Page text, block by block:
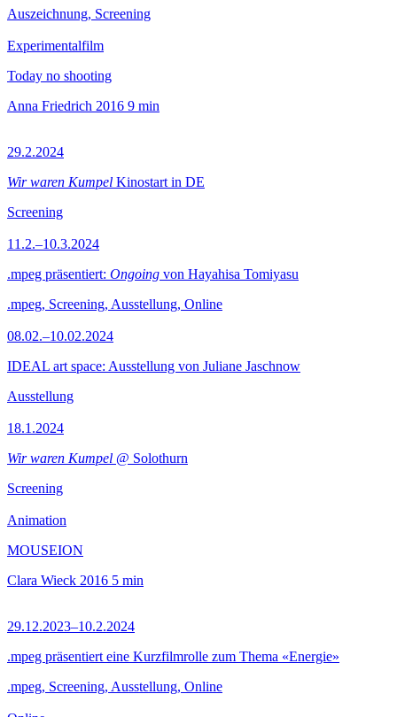
Auszeichnung, Screening
Experimentalfilm
Today no shooting
Anna Friedrich 2016 9 min
29.2.2024
Wir waren Kumpel Kinostart in DE
Screening
11.2.–10.3.2024
.mpeg präsentiert: Ongoing von Hayahisa Tomiyasu
.mpeg, Screening, Ausstellung, Online
08.02.–10.02.2024
IDEAL art space: Ausstellung von Juliane Jaschnow
Ausstellung
18.1.2024
Wir waren Kumpel @ Solothurn
Screening
Animation
MOUSEION
Clara Wieck 2016 5 min
29.12.2023–10.2.2024
.mpeg präsentiert eine Kurzfilmrolle zum Thema «Energie»
.mpeg, Screening, Ausstellung, Online